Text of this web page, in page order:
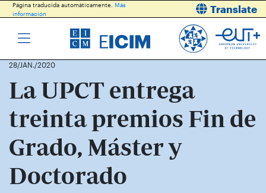
Página traducida automáticamente. Más
información
Translate
28/JAN./2020
La UPCT entrega
treinta premios Fin de
Grado, Máster y
Doctorado